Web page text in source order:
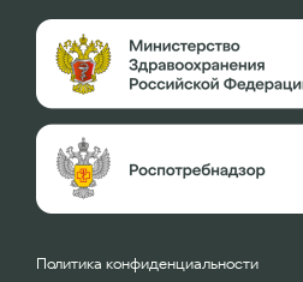
Политика конфиденциальности